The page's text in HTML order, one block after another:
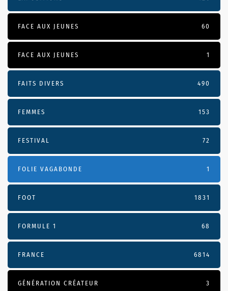
FACE AUX JEUNES 60
FACE AUX JEUNES 1
FAITS DIVERS 490
FEMMES 153
FESTIVAL 72
FOLIE VAGABONDE 1
FOOT 1831
FORMULE 1 68
FRANCE 6814
GÉNÉRATION CRÉATEUR 3